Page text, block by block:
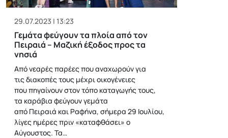
29.07.2023 | 13:23
Γεμάτα φεύγουν τα πλοία από τον
Πειραιά – Μαζική έξοδος προς τα
νησιά
Από νεαρές παρέες που αναχωρούν για
τις διακοπές τους μέχρι οικογένειες
που πηγαίνουν στον τόπο καταγωγής τους,
τα καράβια φεύγουν γεμάτα
από Πειραιά και Ραφήνα, σήμερα 29 Ιουλίου,
λίγες ημέρες πριν «καταφθάσει» ο
Αύγουστος. Τα…